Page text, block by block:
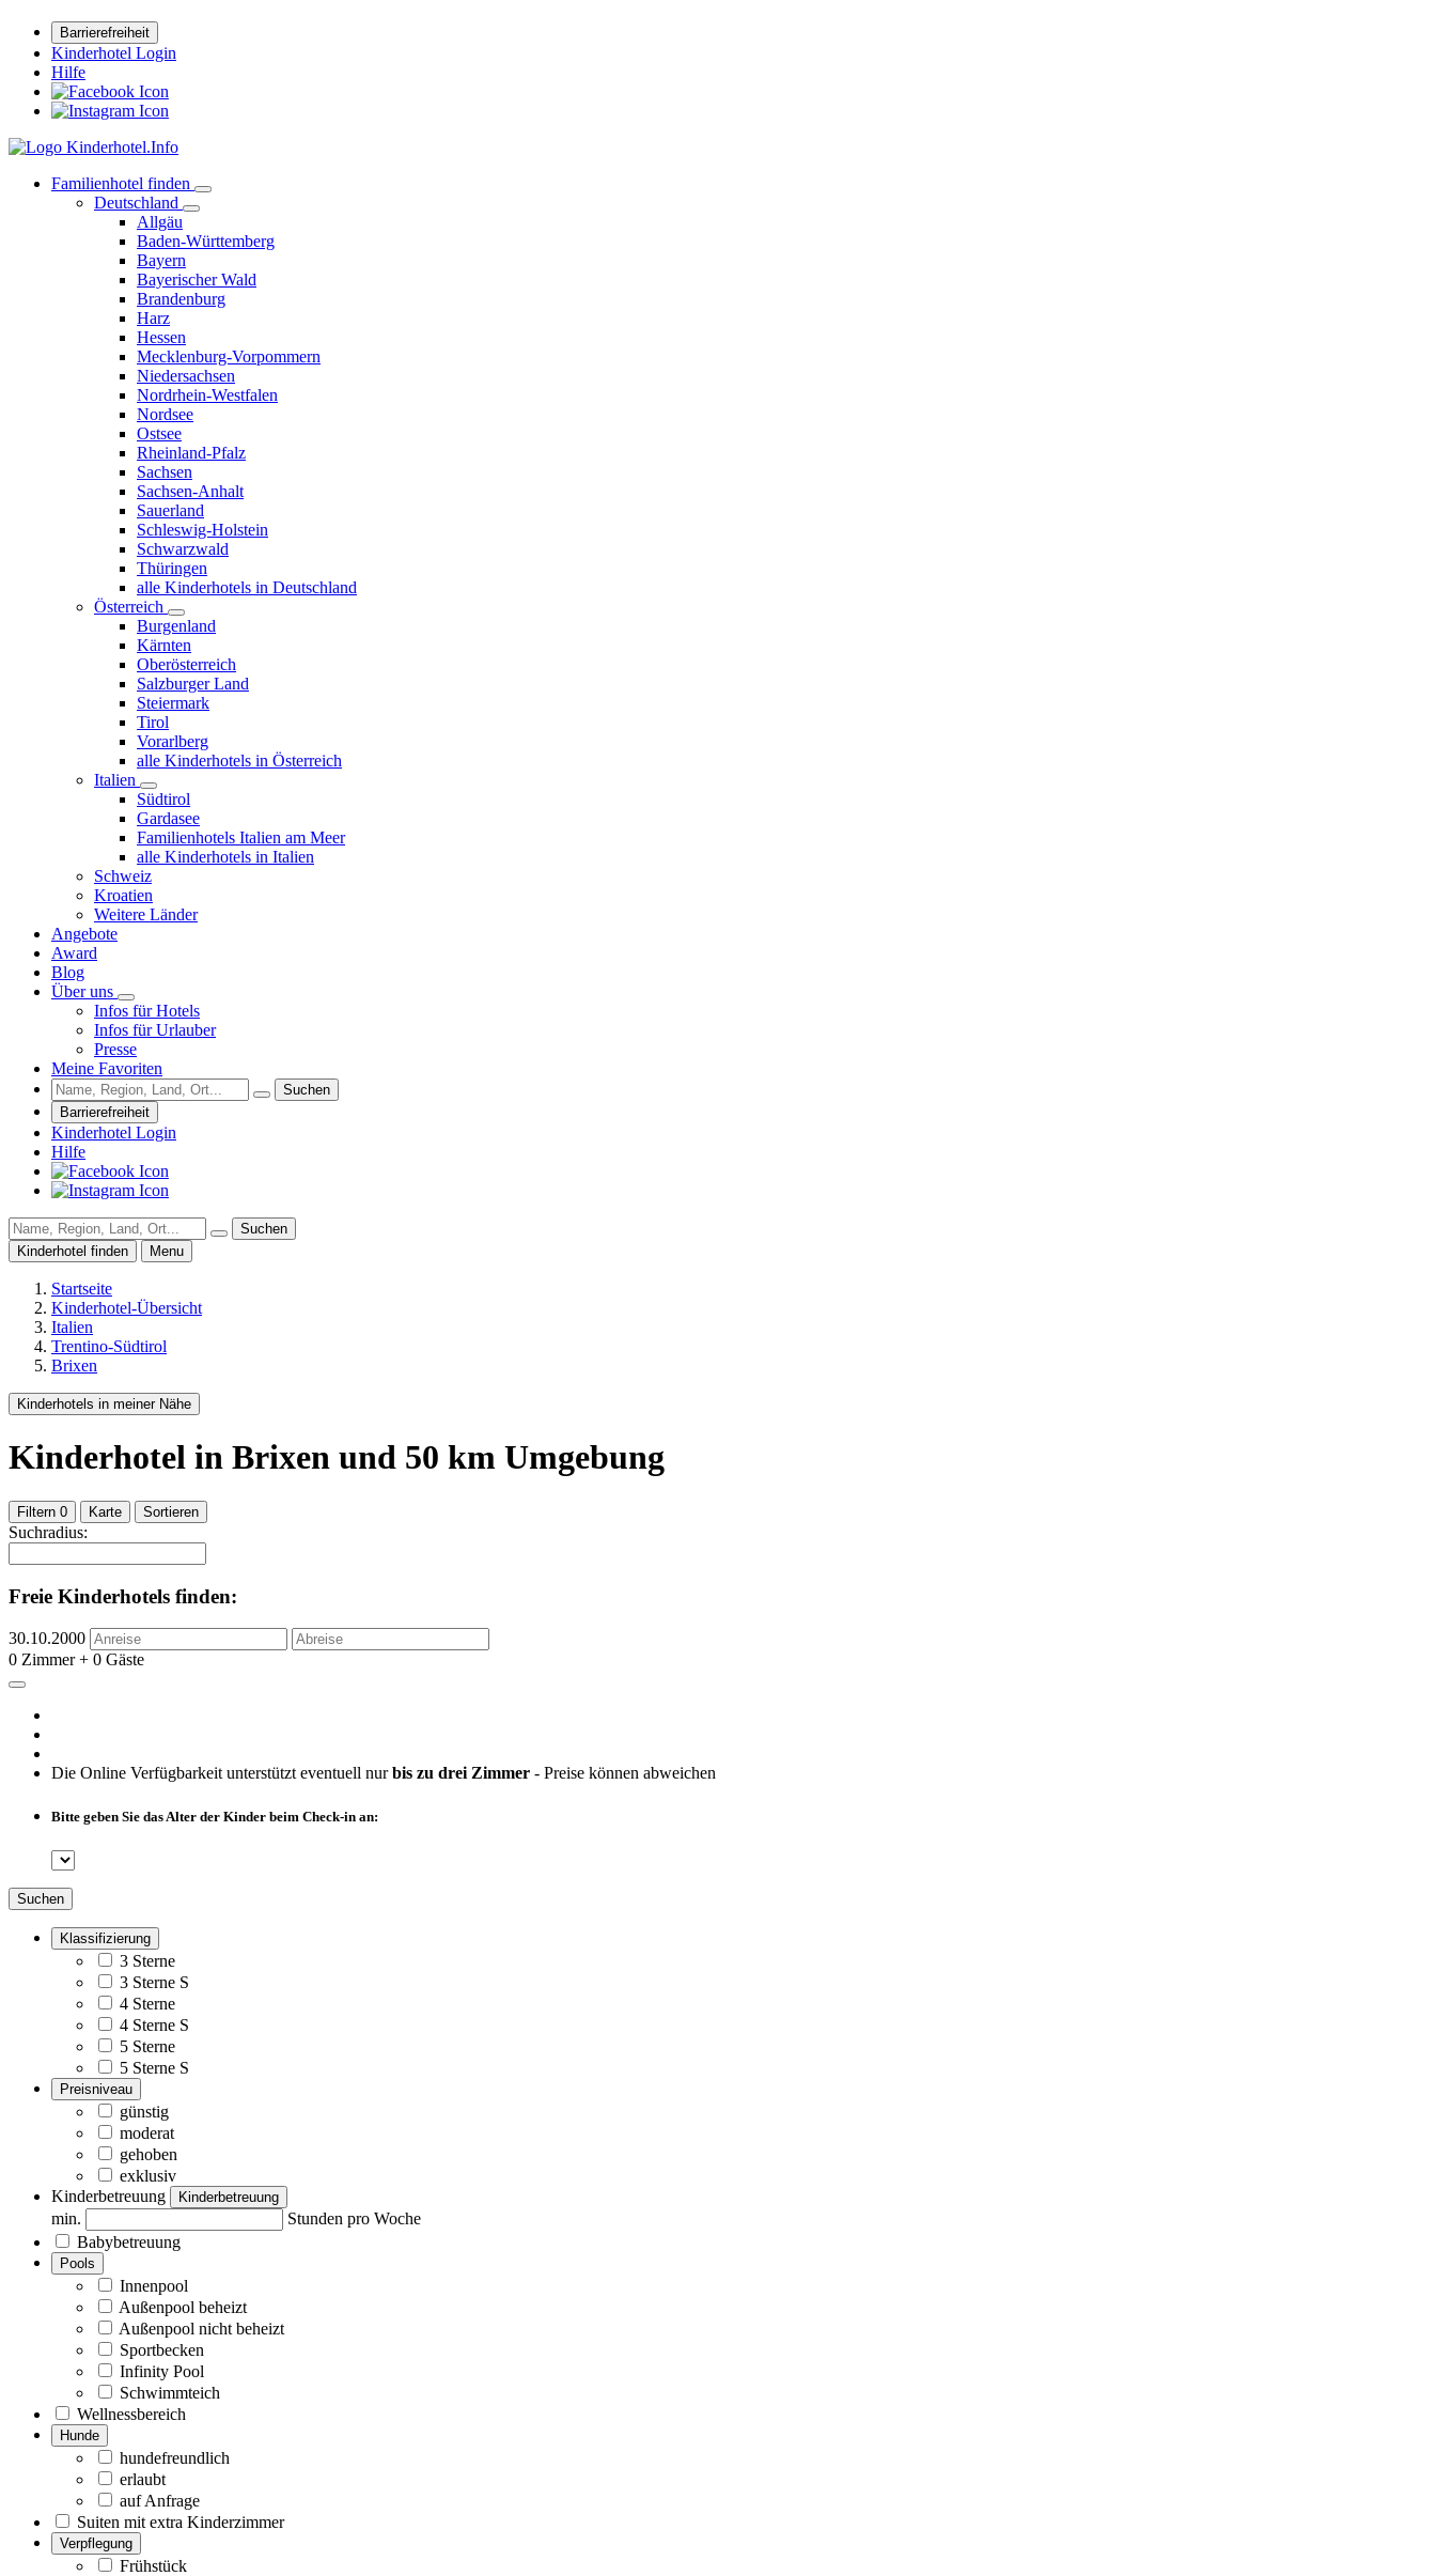
Barrierefreiheit
Kinderhotel Login
Hilfe
Familienhotel finden
Deutschland
Allgäu
Baden-Württemberg
Bayern
Bayerischer Wald
Brandenburg
Harz
Hessen
Mecklenburg-Vorpommern
Niedersachsen
Nordrhein-Westfalen
Nordsee
Ostsee
Rheinland-Pfalz
Sachsen
Sachsen-Anhalt
Sauerland
Schleswig-Holstein
Schwarzwald
Thüringen
alle Kinderhotels in Deutschland
Österreich
Burgenland
Kärnten
Oberösterreich
Salzburger Land
Steiermark
Tirol
Vorarlberg
alle Kinderhotels in Österreich
Italien
Südtirol
Gardasee
Familienhotels Italien am Meer
alle Kinderhotels in Italien
Schweiz
Kroatien
Weitere Länder
Angebote
Award
Blog
Über uns
Infos für Hotels
Infos für Urlauber
Presse
Meine Favoriten
Suchen
Barrierefreiheit
Kinderhotel Login
Hilfe
Suchen
Kinderhotel finden
Menu
Startseite
Kinderhotel-Übersicht
Italien
Trentino-Südtirol
Brixen
Kinderhotels in meiner Nähe
Kinderhotel in Brixen und 50 km Umgebung
Filtern 0 Karte Sortieren
Suchradius:
Freie Kinderhotels finden:
30.10.2000
0 Zimmer + 0 Gäste
Die Online Verfügbarkeit unterstützt eventuell nurbis zu drei Zimmer - Preise können abweichen
Bitte geben Sie das Alter der Kinder beim Check-in an:
Suchen
Klassifizierung
3 Sterne
3 Sterne S
4 Sterne
4 Sterne S
5 Sterne
5 Sterne S
Preisniveau
günstig
moderat
gehoben
exklusiv
Kinderbetreuung
Kinderbetreuung
min.
Stunden pro Woche
Babybetreuung
Pools
Innenpool
Außenpool beheizt
Außenpool nicht beheizt
Sportbecken
Infinity Pool
Schwimmteich
Wellnessbereich
Hunde
hundefreundlich
erlaubt
auf Anfrage
Suiten mit extra Kinderzimmer
Verpflegung
Frühstück